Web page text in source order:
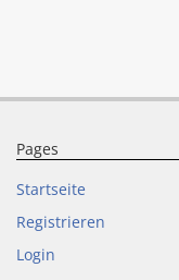
Pages
Startseite
Registrieren
Login